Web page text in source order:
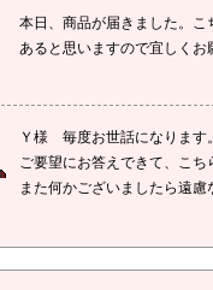
本日、商品が届きました。
あると思いますので宜しくお
Ｙ様 毎度お世話になります。
ご要望にお答えできて、こち
また何かございましたら遠慮